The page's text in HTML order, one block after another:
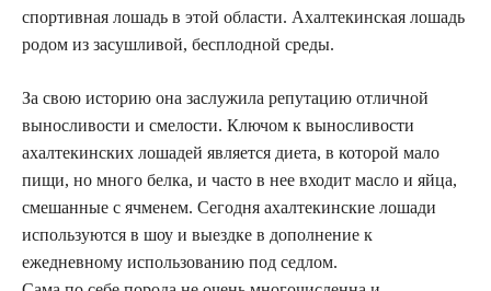
спортивная лошадь в этой области. Ахалтекинская лошадь
родом из засушливой, бесплодной среды.
За свою историю она заслужила репутацию отличной
выносливости и смелости. Ключом к выносливости
ахалтекинских лошадей является диета, в которой мало
пищи, но много белка, и часто в нее входит масло и яйца,
смешанные с ячменем. Сегодня ахалтекинские лошади
используются в шоу и выездке в дополнение к
ежедневному использованию под седлом.